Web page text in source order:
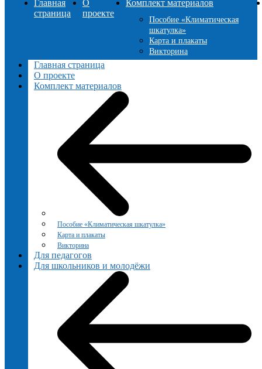
Главная
страница
О
проекте
Комплект материалов
Пособие «Климатическая
шкатулка»
Карта и плакаты
Викторина
Главная страница
О проекте
Комплект материалов
Пособие «Климатическая шкатулка»
Карта и плакаты
Викторина
Для педагогов
Для школьников и молодёжи